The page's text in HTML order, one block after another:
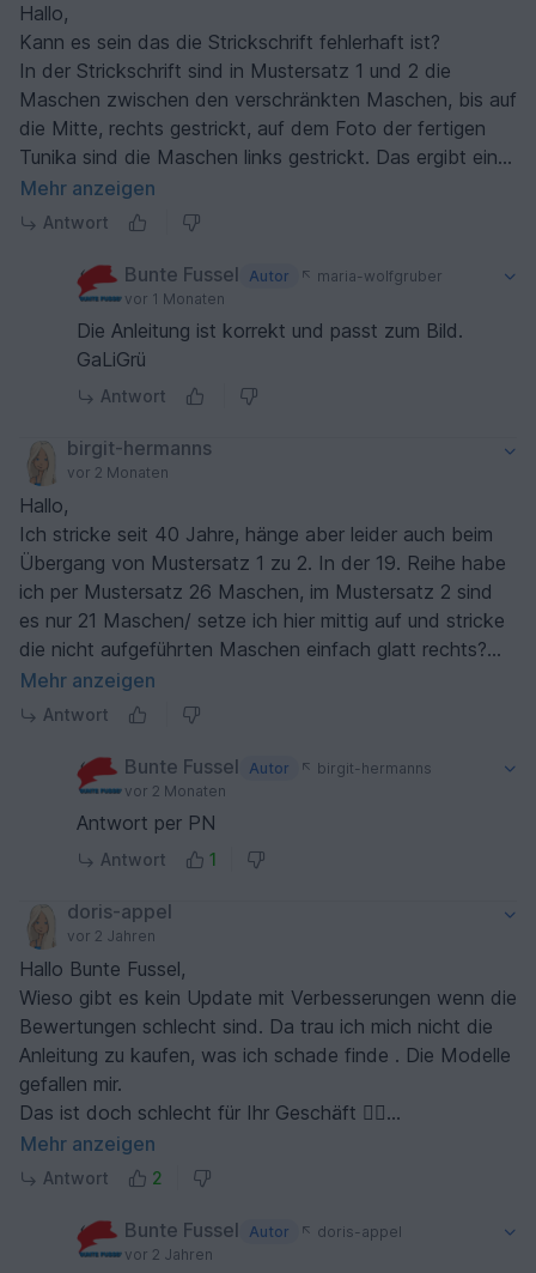
Hallo,
Kann es sein das die Strickschrift fehlerhaft ist?
In der Strickschrift sind in Mustersatz 1 und 2 die
Maschen zwischen den verschränkten Maschen, bis auf
die Mitte, rechts gestrickt, auf dem Foto der fertigen
Tunika sind die Maschen links gestrickt. Das ergibt eine
andere Optik als auf dem Foto der Tunika.
Mehr anzeigen
Antwort
Bunte Fussel Autor
maria-wolfgruber
vor 1 Monaten
Die Anleitung ist korrekt und passt zum Bild.
GaLiGrü
Antwort
birgit-hermanns
vor 2 Monaten
Hallo,
Ich stricke seit 40 Jahre, hänge aber leider auch beim
Übergang von Mustersatz 1 zu 2. In der 19. Reihe habe
ich per Mustersatz 26 Maschen, im Mustersatz 2 sind
es nur 21 Maschen/ setze ich hier mittig auf und stricke
die nicht aufgeführten Maschen einfach glatt rechts?
Und wo platziere ich die Zunahmen? Du schreibst, für
mich unverständlich, jede Seite des MS 3... was meinst
jeder 2. Reihe mal am Anfang und mal am Ende je
Mustersatz 1 Masche zugenommen = 8 Maschen. Und
wenn ich weiter so zunehme, komme ich auch auf deine
Angaben zu der Maschenanzahl. Ich weiß nur nicht wo
Es wäre klasse, wenn du hier Licht ins Dunkel bringen
könntest ☺️
Und kann es sein, dass beim Absatz zu den
Ärmelblenden die Zahl "9" nichts zu suchen hat?
Mehr anzeigen
Antwort
Bunte Fussel Autor
birgit-hermanns
vor 2 Monaten
Antwort per PN
Antwort 1
doris-appel
vor 2 Jahren
Hallo Bunte Fussel,
Wieso gibt es kein Update mit Verbesserungen wenn die
Bewertungen schlecht sind. Da trau ich mich nicht die
Anleitung zu kaufen, was ich schade finde . Die Modelle
gefallen mir.
Das ist doch schlecht für Ihr Geschäft 🤷‍♀️
Lg Doris Schlotter
Mehr anzeigen
Antwort 2
Bunte Fussel Autor
doris-appel
vor 2 Jahren